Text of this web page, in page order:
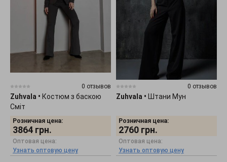
0 отзывов
Zuhvala • Костюм з баскою
Сміт
Розничная цена:
3864 грн.
Оптовая цена:
Узнать оптовую цену
0 отзывов
Zuhvala • Штани Мун
Розничная цена:
2760 грн.
Оптовая цена:
Узнать оптовую цену